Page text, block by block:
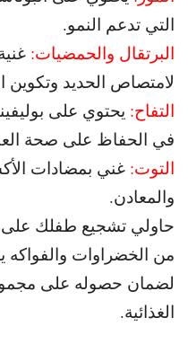
التي تدعم النمو.
البرتقال والحمضيات:
لامتصاص الحديد وتكوين
التفاح: يحتوي على
في الحفاظ على صحة
التوت: غني بمضادات
والمعادن.
من الخضراوات والفواكه
لضمان حصوله على
الغذائية.